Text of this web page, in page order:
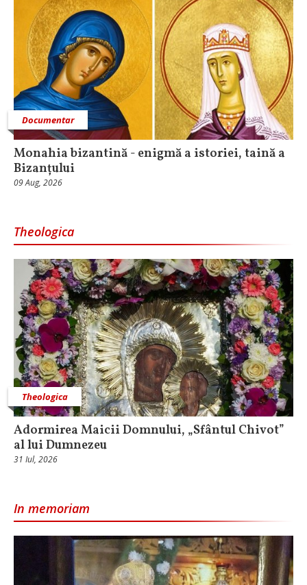
Documentar
Monahia bizantină - enigmă a istoriei, taină a
Bizanțului
09 Aug, 2026
Theologica
Theologica
Adormirea Maicii Domnului, „Sfântul Chivot”
al lui Dumnezeu
31 Iul, 2026
In memoriam